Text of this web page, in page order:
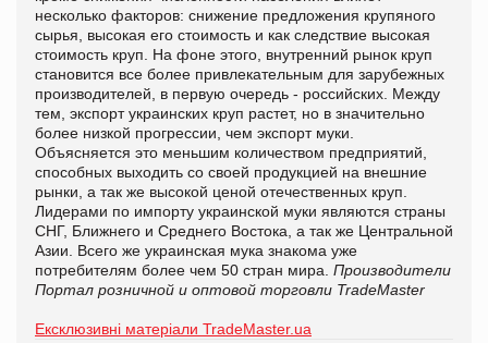
несколько факторов: снижение предложения крупяного
сырья, высокая его стоимость и как следствие высокая
стоимость круп. На фоне этого, внутренний рынок круп
становится все более привлекательным для зарубежных
производителей, в первую очередь - российских. Между
тем, экспорт украинских круп растет, но в значительно
более низкой прогрессии, чем экспорт муки.
Объясняется это меньшим количеством предприятий,
способных выходить со своей продукцией на внешние
рынки, а так же высокой ценой отечественных круп.
Лидерами по импорту украинской муки являются страны
СНГ, Ближнего и Среднего Востока, а так же Центральной
Азии. Всего же украинская мука знакома уже
потребителям более чем 50 стран мира. Производители
Портал розничной и оптовой торговли TradeMaster
Ексклюзивні матеріали TradeMaster.ua